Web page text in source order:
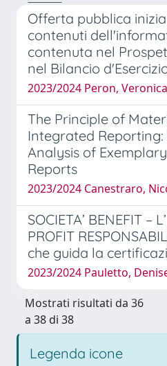
Offerta pubblica
contenuti
contenuta nel
nel Bilancio
2023/2024 Peron, Veronica
The Principle of
Integrated Reporting:
Analysis of
Reports
2023/2024 Canestraro,
SOCIETA’ BENEFIT –
PROFIT
che guida la
2023/2024 Pauletto,
Mostrati risultati da 36
a 38 di 38
Legenda icone